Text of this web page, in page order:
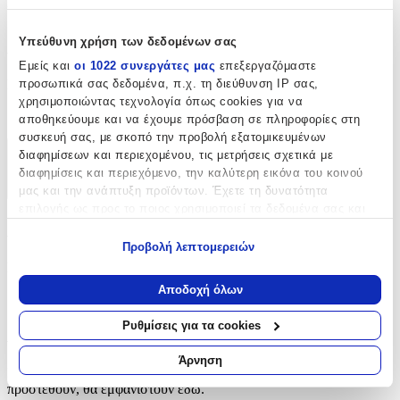
Υπεύθυνη χρήση των δεδομένων σας
Εμείς και οι 1022 συνεργάτες μας επεξεργαζόμαστε
προσωπικά σας δεδομένα, π.χ. τη διεύθυνση IP σας,
χρησιμοποιώντας τεχνολογία όπως cookies για να
αποθηκεύουμε και να έχουμε πρόσβαση σε πληροφορίες στη
συσκευή σας, με σκοπό την προβολή εξατομικευμένων
διαφημίσεων και περιεχομένου, τις μετρήσεις σχετικά με
διαφημίσεις και περιεχόμενο, την καλύτερη εικόνα του κοινού
μας και την ανάπτυξη προϊόντων. Έχετε τη δυνατότητα
Να συλλέξουμε πληροφορίες σχετικά με τη γεωγραφική
σας τοποθεσία, οι οποίες μπορεί να είναι ακριβείς σε
απόσταση μερικών μέτρων
Να αναγνωρίσουμε τη συσκευή σας σαρώνοντας ενεργά
για συγκεκριμένα χαρακτηριστικά (δακτυλικό αποτύπωμα)
Μάθετε περισσότερα σχετικά με τον τρόπο επεξεργασίας των
προσωπικών σας δεδομένων και καθορίστε τις προτιμήσεις σας
Προβολή λεπτομερειών
Αποδοχή όλων
Ρυθμίσεις για τα cookies
Άρνηση
υλικό για κάθε λύση κουρτίνας.
Χαρακτηριστικά
Είδος:
Υλικά για Κουρτίνες
Χαρακτηριστικά
+
Υλικά για Κουρτίνες
Αξιολογήσεις
Προς το παρόν δεν υπάρχουν άλλες αξιολογήσεις. Όταν
προστεθούν, θα εμφανιστούν εδώ.